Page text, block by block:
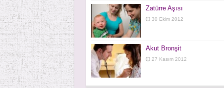
Zatürre Aşısı
30 Ekim 2012
Akut Bronşit
27 Kasım 2012